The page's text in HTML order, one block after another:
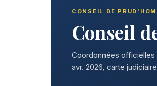
CONSEIL DE
Conseil
Coordonnées
avr. 2026, carte